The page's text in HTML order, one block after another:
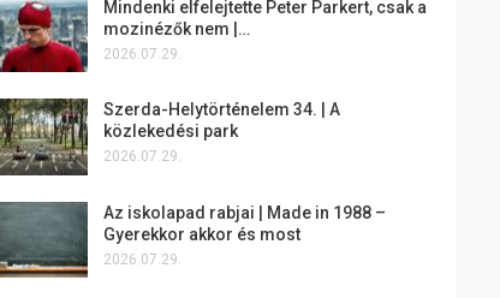
Mindenki elfelejtette Peter Parkert, csak a
mozinézők nem |…
2026.07.29.
Szerda-Helytörténelem 34. | A
közlekedési park
2026.07.29.
Az iskolapad rabjai | Made in 1988 –
Gyerekkor akkor és most
2026.07.29.